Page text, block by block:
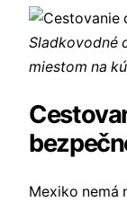
Sladkovodné
miestom na
Mexiko nemá